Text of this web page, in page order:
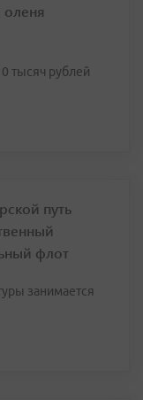
оленя
тысяч рублей
путь
флот
занимается